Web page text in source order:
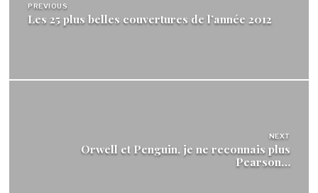
l’article
PREVIOUS
Les 25 plus belles couvertures de l’année 2012
NEXT
Orwell et Penguin, je ne reconnais plus
Pearson…